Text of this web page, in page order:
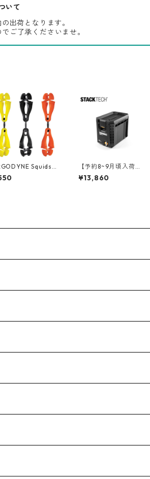
いて
出荷となります。
ご了承くださいませ。
Squids
ベル グローブクリ
3420
【予約8~9月頃入荷】T
OUGHBUILT（タフビ
ルト）STACK TECH(ス
¥13,860